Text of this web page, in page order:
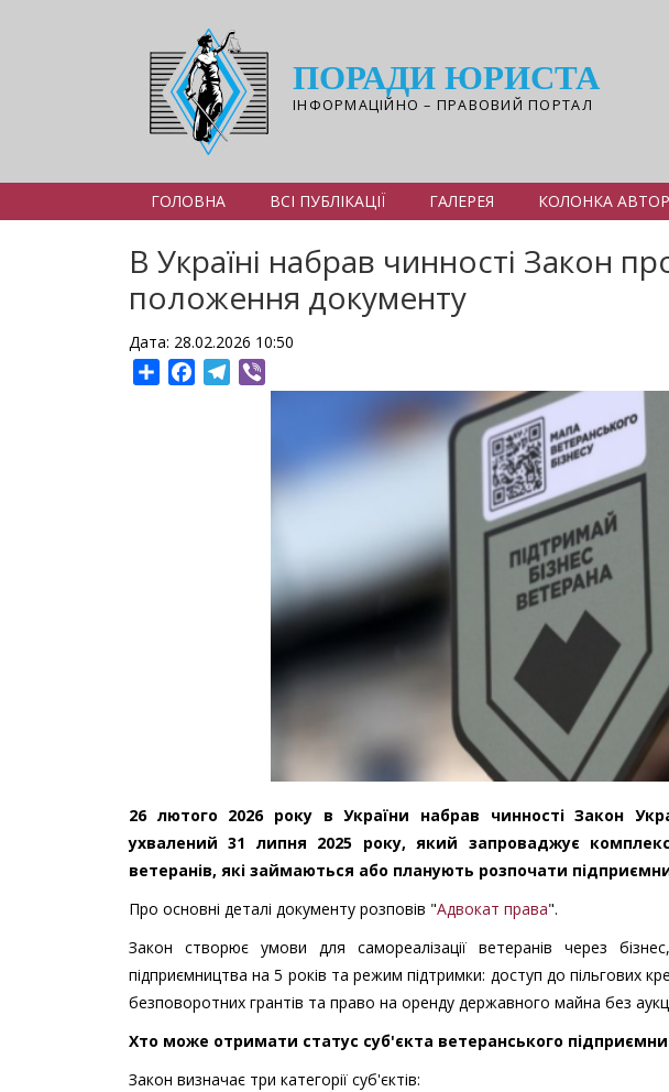
ПОРАДИ ЮРИСТА
ІНФОРМАЦІЙНО – ПРАВОВИЙ ПОРТАЛ
ГОЛОВНА ВСІ ПУБЛІКАЦІЇ ГАЛЕРЕЯ КОЛОНКА
В Україні набрав чинності Закон
положення документу
Дата: 28.02.2026 10:50
ShareFacebookTelegram
26 лютого 2026 року в України набрав чинності Закон
ухвалений 31 липня 2025 року, який запроваджує
ветеранів, які займаються або планують розпочати
Про основні деталі документу розповів "Адвокат права".
Закон створює умови для самореалізації ветеранів через
підприємництва на 5 років та режим підтримки: доступ до пільгових
безповоротних грантів та право на оренду державного майна без
Хто може отримати статус суб'єкта ветеранського
Закон визначає три категорії суб'єктів: